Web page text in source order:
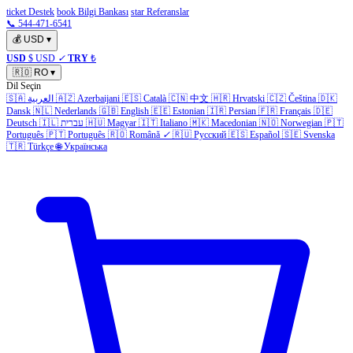
ticket Destek book Bilgi Bankası star Referanslar
📞 544-471-6541
💰 USD ▾
USD $ USD ✓ TRY ₺
🇷🇴 RO ▾
Dil Seçin
🇸🇦 العربية 🇦🇿 Azerbaijani 🇪🇸 Català 🇨🇳 中文 🇭🇷 Hrvatski 🇨🇿 Čeština 🇩🇰
Dansk 🇳🇱 Nederlands 🇬🇧 English 🇪🇪 Estonian 🇮🇷 Persian 🇫🇷 Français 🇩🇪
Deutsch 🇮🇱 עברית 🇭🇺 Magyar 🇮🇹 Italiano 🇲🇰 Macedonian 🇳🇴 Norwegian 🇵🇹
Português 🇵🇹 Português 🇷🇴 Română ✓ 🇷🇺 Русский 🇪🇸 Español 🇸🇪 Svenska
🇹🇷 Türkçe 🌐 Українська